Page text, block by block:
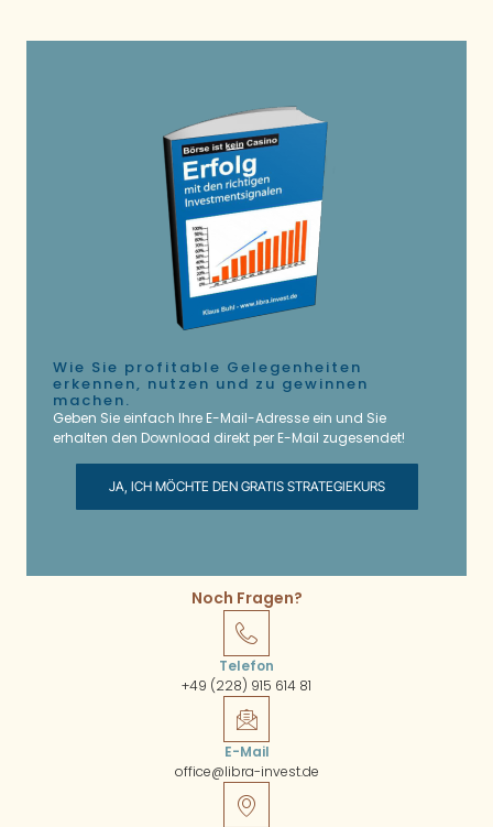
Wie Sie profitable Gelegenheiten
erkennen, nutzen und zu gewinnen
machen.
Geben Sie einfach Ihre E-Mail-Adresse ein und Sie
erhalten den Download direkt per E-Mail zugesendet!
JA, ICH MÖCHTE DEN GRATIS STRATEGIEKURS
Noch Fragen?
Telefon
+49 (228) 915 614 81
E-Mail
office@libra-invest.de